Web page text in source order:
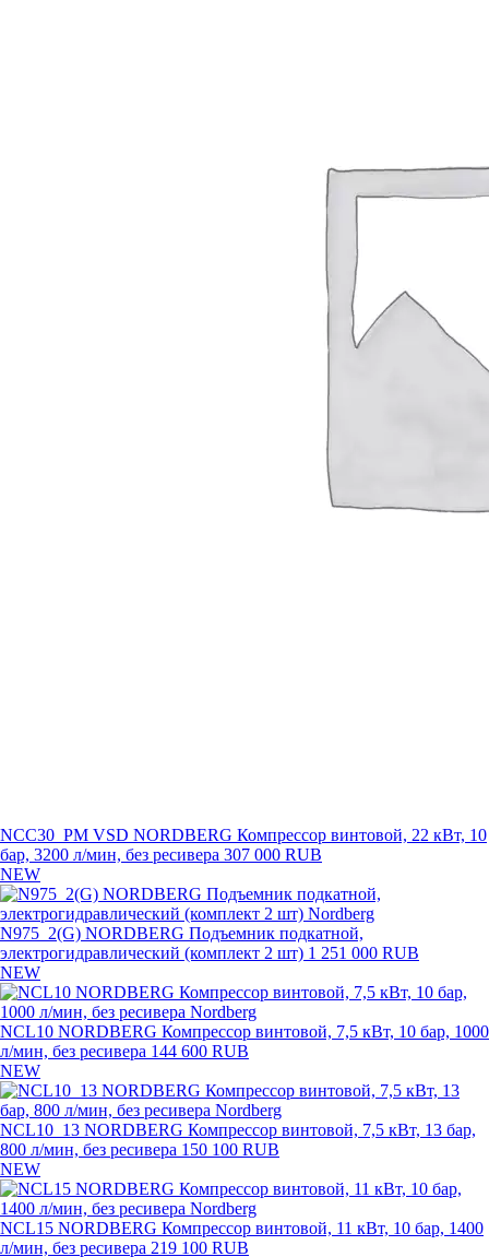
NCC30_PM VSD NORDBERG Компрессор винтовой, 22 кВт, 10
бар, 3200 л/мин, без ресивера 307 000 RUB
NEW
N975_2(G) NORDBERG Подъемник подкатной,
электрогидравлический (комплект 2 шт) 1 251 000 RUB
NEW
NCL10 NORDBERG Компрессор винтовой, 7,5 кВт, 10 бар, 1000
л/мин, без ресивера 144 600 RUB
NEW
NCL10_13 NORDBERG Компрессор винтовой, 7,5 кВт, 13 бар,
800 л/мин, без ресивера 150 100 RUB
NEW
NCL15 NORDBERG Компрессор винтовой, 11 кВт, 10 бар, 1400
л/мин, без ресивера 219 100 RUB